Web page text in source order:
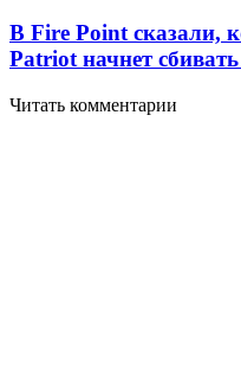
В Fire Point сказали,
Patriot начнет
Читать комментарии